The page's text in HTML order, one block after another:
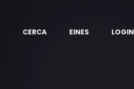
CERCA EINES LOGIN